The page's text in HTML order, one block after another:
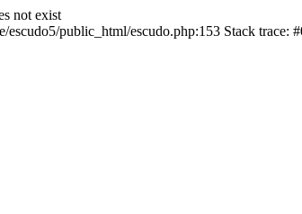
not exist
public_html/escudo.php:153 Stack trace: